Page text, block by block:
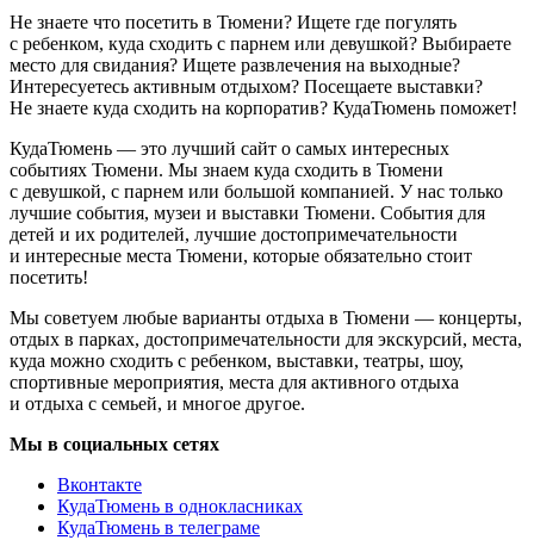
Не знаете что посетить в Тюмени? Ищете где погулять
с ребенком, куда сходить с парнем или девушкой? Выбираете
место для свидания? Ищете развлечения на выходные?
Интересуетесь активным отдыхом? Посещаете выставки?
Не знаете куда сходить на корпоратив? КудаТюмень поможет!
КудаТюмень — это лучший сайт о самых интересных
событиях Тюмени. Мы знаем куда сходить в Тюмени
с девушкой, с парнем или большой компанией. У нас только
лучшие события, музеи и выставки Тюмени. События для
детей и их родителей, лучшие достопримечательности
и интересные места Тюмени, которые обязательно стоит
посетить!
Мы советуем любые варианты отдыха в Тюмени — концерты,
отдых в парках, достопримечательности для экскурсий, места,
куда можно сходить с ребенком, выставки, театры, шоу,
спортивные мероприятия, места для активного отдыха
и отдыха с семьей, и многое другое.
Мы в социальных сетях
Вконтакте
КудаТюмень в однокласниках
КудаТюмень в телеграме